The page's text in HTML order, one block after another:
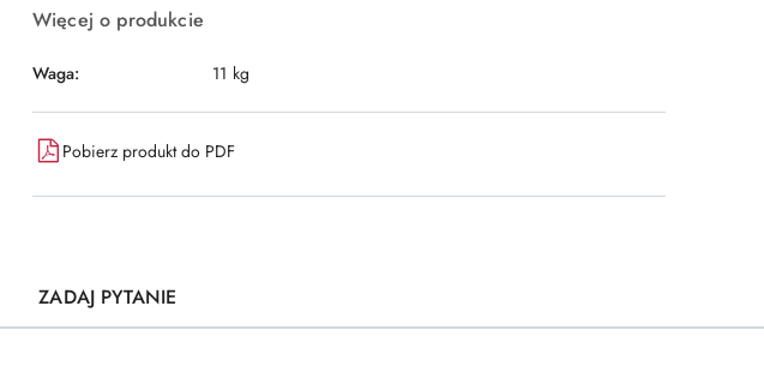
Więcej o produkcie
Waga: 11 kg
Pobierz produkt do PDF
ZADAJ PYTANIE